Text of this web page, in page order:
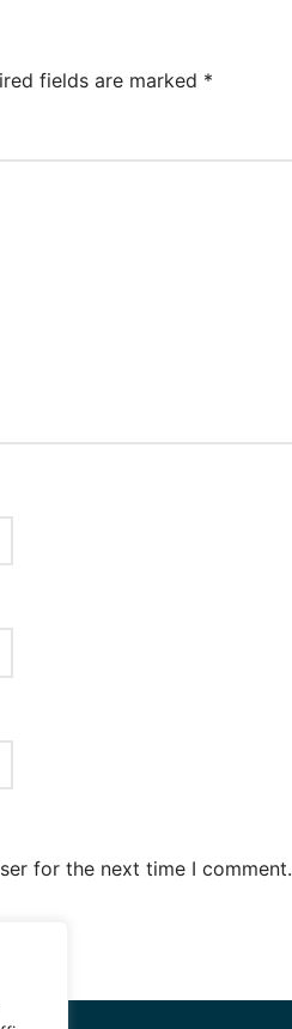
fields are marked *
for the next time I comment.